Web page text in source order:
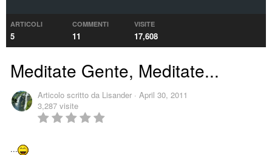
ARTICOLI
5
COMMENTI
11
VISITE
17,608
Meditate Gente, Meditate...
Articolo scritto da Lisander · April 30, 2011
3,287 visite
...